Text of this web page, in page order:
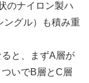
のナイロン製ハ
ングル）も積み重
と、まずA層が
いでB層とC層